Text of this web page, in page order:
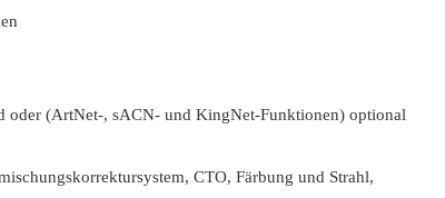
oder (ArtNet-, sACN- und KingNet-Funktionen) optional
CTO, Färbung und Strahl,